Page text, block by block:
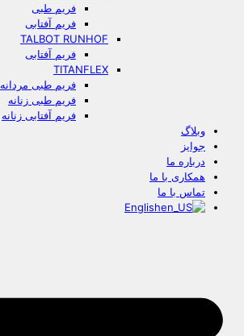
فریم طبی
فریم آفتابی
TALBOT RUNHOF
فریم آفتابی
TITANFLEX
فریم طبی مردانه
فریم طبی زنانه
فریم آفتابی زنانه
وبلاگ
جوایز
درباره ما
همکاری با ما
تماس با ما
English